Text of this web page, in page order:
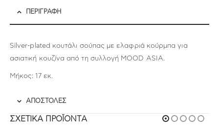
ΠΕΡΙΓΡΑΦΉ
Silver-plated κουτάλι σούπας με ελαφριά κούρμπα για
ασιατική κουζίνα από τη συλλογή MOOD ASIA.
Μήκος: 17 εκ.
ΑΠΟΣΤΟΛΕΣ
ΣΧΕΤΙΚΆ ΠΡΟΪΌΝΤΑ